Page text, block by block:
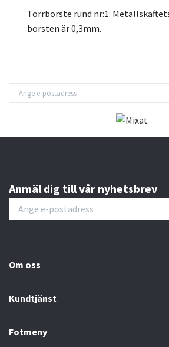
Torrborste rund nr:1:
borsten är 0,3mm.
Anmäl dig till vår nyhetsbrev
Om oss
Kundtjänst
Fotmeny